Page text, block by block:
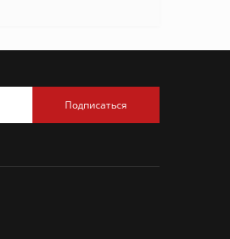
Подписаться